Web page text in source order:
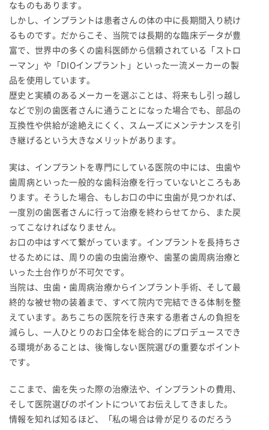
なものもあります。
しかし、インプラントは患者さんの体の中に長期間入り続け
るものです。だからこそ、当院では長期的な臨床データが豊
富で、世界中の多くの歯科医師から信頼されている「ストロ
ーマン」や「DIOインプラント」といった一流メーカーの製
品を使用しています。
歴史と実績のあるメーカーを選ぶことは、将来もし引っ越し
などで別の歯医者さんに通うことになった場合でも、部品の
互換性や供給が途絶えにくく、スムーズにメンテナンスを引
き継げるという大きなメリットがあります。
実は、インプラントを専門にしている医院の中には、虫歯や
歯周病といった一般的な歯科治療を行っていないところもあ
ります。そうした場合、もしお口の中に虫歯が見つかれば、
一度別の歯医者さんに行って治療を終わらせてから、また戻
ってこなければなりません。
お口の中はすべて繋がっています。インプラントを長持ちさ
せるためには、周りの歯の虫歯治療や、歯茎の歯周病治療と
いった土台作りが不可欠です。
当院は、虫歯・歯周病治療からインプラント手術、そして最
終的な被せ物の装着まで、すべて院内で完結できる体制を整
えています。あちこちの医院を行き来する患者さんの負担を
減らし、一人ひとりのお口全体を総合的にプロデュースでき
る環境があることは、後悔しない医院選びの重要なポイント
です。
ここまで、歯を失った際の治療法や、インプラントの費用、
そして医院選びのポイントについてお伝えしてきました。
情報を知れば知るほど、「私の場合は骨が足りるのだろう